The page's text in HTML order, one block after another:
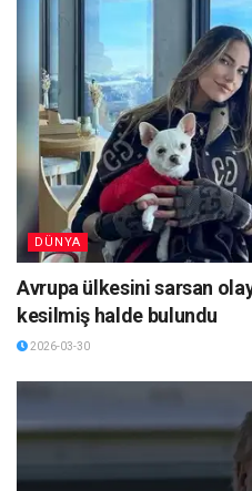
DÜNYA
Avrupa ülkesini sarsan
kesilmiş halde bulundu
2026-03-30